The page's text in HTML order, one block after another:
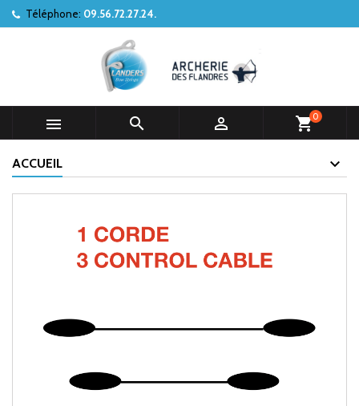
Téléphone: 09.56.72.27.24.
   shopping_cart0
ACCUEIL